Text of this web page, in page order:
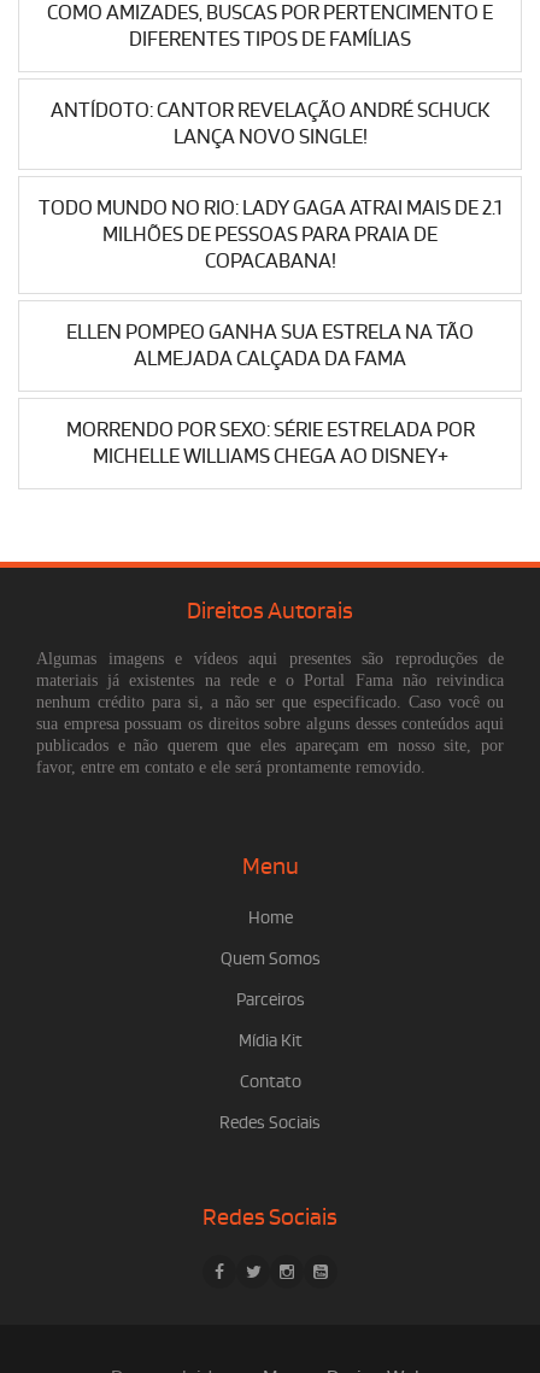
COMO AMIZADES, BUSCAS POR PERTENCIMENTO E
DIFERENTES TIPOS DE FAMÍLIAS
ANTÍDOTO: CANTOR REVELAÇÃO ANDRÉ SCHUCK
LANÇA NOVO SINGLE!
TODO MUNDO NO RIO: LADY GAGA ATRAI MAIS DE 2.1
MILHÕES DE PESSOAS PARA PRAIA DE
COPACABANA!
ELLEN POMPEO GANHA SUA ESTRELA NA TÃO
ALMEJADA CALÇADA DA FAMA
MORRENDO POR SEXO: SÉRIE ESTRELADA POR
MICHELLE WILLIAMS CHEGA AO DISNEY+
Direitos Autorais
Algumas imagens e vídeos aqui presentes são reproduções de
materiais já existentes na rede e o Portal Fama não reivindica
nenhum crédito para si, a não ser que especificado. Caso você ou
sua empresa possuam os direitos sobre alguns desses conteúdos aqui
publicados e não querem que eles apareçam em nosso site, por
favor, entre em contato e ele será prontamente removido.
Menu
Home
Quem Somos
Parceiros
Mídia Kit
Contato
Redes Sociais
Redes Sociais